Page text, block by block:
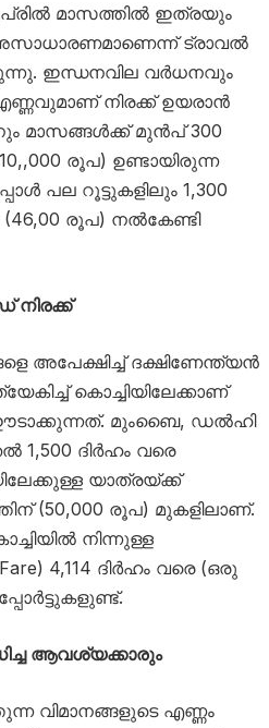
മാസത്തിൽ ഇത്രയും
ട്രാവൽ
ഇന്ധനവില വർധനവും
നിരക്ക് ഉയരാൻ
മാസങ്ങൾക്ക് മുൻപ് 300
രൂപ) ഉണ്ടായിരുന്ന
പല റൂട്ടുകളിലും 1,300
രൂപ) നൽകേണ്ടി
നിരക്ക്
അപേക്ഷിച്ച് ദക്ഷിണേന്ത്യൻ
കൊച്ചിയിലേക്കാണ്
ഈടാക്കുന്നത്. മുംബൈ, ഡൽഹി
1,500 ദിർഹം വരെ
യാത്രയ്ക്ക്
(50,000 രൂപ) മുകളിലാണ്.
നിന്നുള്ള
4,114 ദിർഹം വരെ (ഒരു
ആവശ്യക്കാരും
വിമാനങ്ങളുടെ എണ്ണം